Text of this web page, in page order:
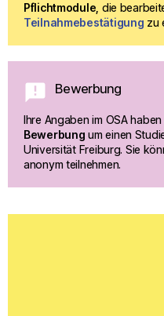
Pflichtmodule,
Teilnahmebestätigung zu
announcement Bewerbung
Ihre Angaben im OSA haben
Bewerbung um einen
Universität Freiburg. Sie
anonym teilnehmen.